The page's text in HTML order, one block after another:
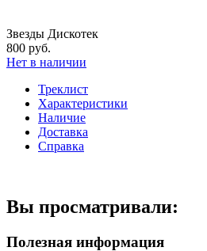
Звезды Дискотек
800 руб.
Нет в наличии
Треклист
Характеристики
Наличие
Доставка
Справка
Вы просматривали:
Полезная информация